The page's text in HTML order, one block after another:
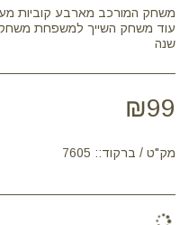
עוד משחק השייך למשפחת משחקי
שנה
₪99
מק"ט / ברקוד:: 7605